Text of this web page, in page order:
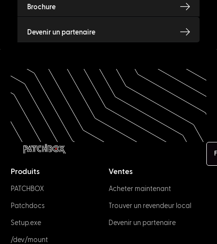
Brochure
Devenir un partenaire
Produits
PATCHBOX
Patchdocs
Setup.exe
/dev/mount
Ventes
Acheter maintenant
Trouver un revendeur local
Devenir un partenaire